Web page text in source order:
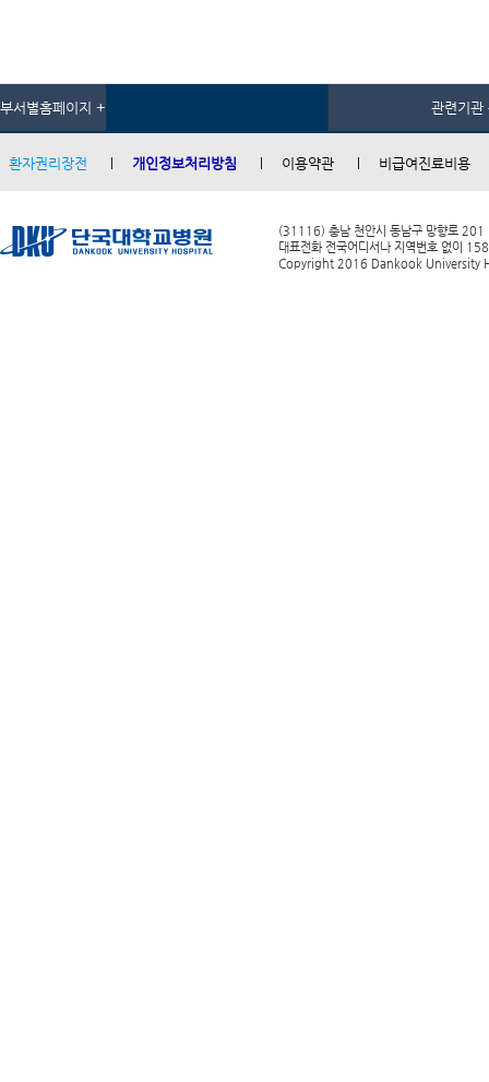
부서별홈페이지 + 관련기관
환자권리장전 개인정보처리방침 이용약관 비급여진료비용
(31116) 충남 천안시 동남구 망향로 201
대표전화 전국어디서나 지역번호 없이
Copyright 2016 Dankook University